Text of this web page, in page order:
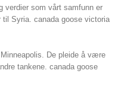
verdier som vårt samfunn er
Syria. canada goose victoria
De pleide å være
tankene. canada goose